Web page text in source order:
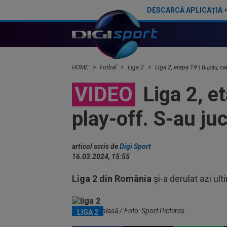
DESCARCĂ APLICAȚIA
HOME Fotbal Liga 2 Liga 2, etapa 19 | Buzău,
VIDEO Liga 2,
play-off. S-au
articol scris deDigi Sport
16.03.2024, 15:55
Liga 2 din România și-a derulat azi
LIGA 2
Minge pe plasă / Foto: Sport Pictures